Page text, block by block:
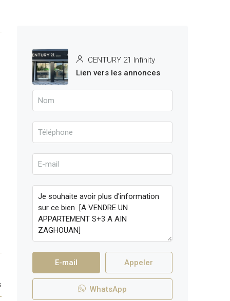
CENTURY 21 Infinity
Lien vers les annonces
E-mail Appeler
WhatsApp